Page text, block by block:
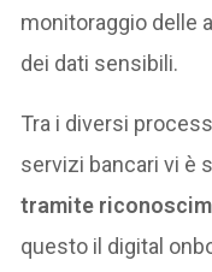
monitoraggio delle
dei dati sensibili.
Tra i diversi
servizi bancari vi è
tramite
questo il digital